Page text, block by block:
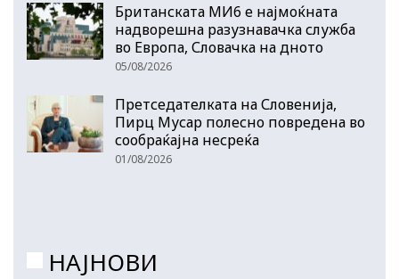
Британската МИ6 е најмоќната
надворешна разузнавачка служба
во Европа, Словачка на дното
05/08/2026
Претседателката на Словенија,
Пирц Мусар полесно повредена во
сообраќајна несреќа
01/08/2026
НАЈНОВИ